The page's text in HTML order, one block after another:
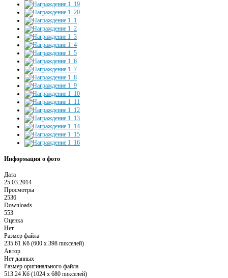
Информация о фото
Дата
25.03.2014
Просмотры
2536
Downloads
553
Оценка
Нет
Размер файла
235.61 Кб (600 x 398 пикселей)
Автор
Нет данных
Размер оригинального файла
513.24 Кб (1024 x 680 пикселей)